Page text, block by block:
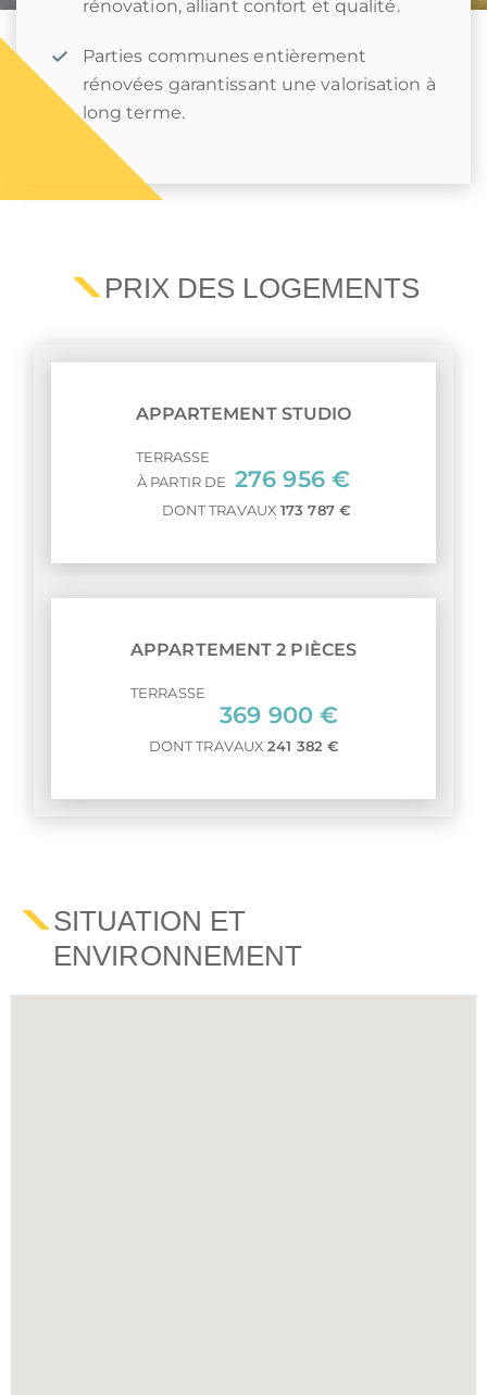
rénovation, alliant confort et qualité.
Parties communes entièrement
rénovées garantissant une valorisation à
long terme.
PRIX DES LOGEMENTS
APPARTEMENT STUDIO
TERRASSE
À PARTIR DE
276 956 €
DONT TRAVAUX173 787 €
APPARTEMENT 2 PIÈCES
TERRASSE
369 900 €
DONT TRAVAUX241 382 €
SITUATION ET
ENVIRONNEMENT